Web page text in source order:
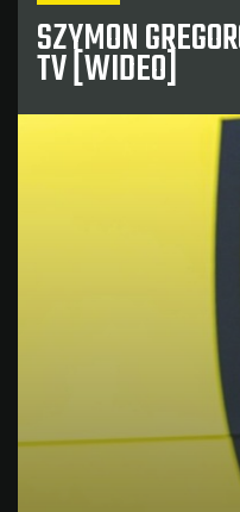
SZYMON
TV [WIDEO]